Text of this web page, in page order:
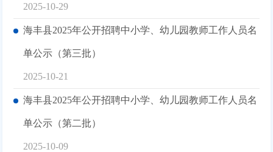
2025-10-29
海丰县2025年公开招聘中小学、幼儿园教师工作人员名
单公示（第三批）
2025-10-21
海丰县2025年公开招聘中小学、幼儿园教师工作人员名
单公示（第二批）
2025-10-09